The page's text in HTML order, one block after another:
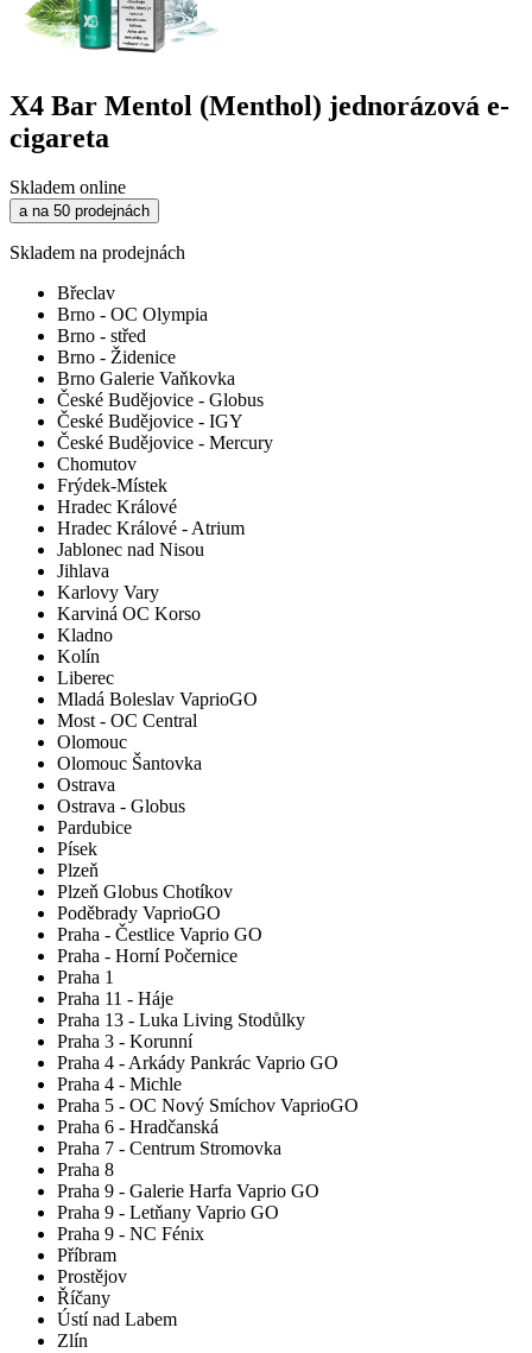
X4 Bar Mentol (Menthol) jednorázová e-
cigareta
Skladem online
a na 50 prodejnách
Skladem na prodejnách
Břeclav
Brno - OC Olympia
Brno - střed
Brno - Židenice
Brno Galerie Vaňkovka
České Budějovice - Globus
České Budějovice - IGY
České Budějovice - Mercury
Chomutov
Frýdek-Místek
Hradec Králové
Hradec Králové - Atrium
Jablonec nad Nisou
Jihlava
Karlovy Vary
Karviná OC Korso
Kladno
Kolín
Liberec
Mladá Boleslav VaprioGO
Most - OC Central
Olomouc
Olomouc Šantovka
Ostrava
Ostrava - Globus
Pardubice
Písek
Plzeň
Plzeň Globus Chotíkov
Poděbrady VaprioGO
Praha - Čestlice Vaprio GO
Praha - Horní Počernice
Praha 1
Praha 11 - Háje
Praha 13 - Luka Living Stodůlky
Praha 3 - Korunní
Praha 4 - Arkády Pankrác Vaprio GO
Praha 4 - Michle
Praha 5 - OC Nový Smíchov VaprioGO
Praha 6 - Hradčanská
Praha 7 - Centrum Stromovka
Praha 8
Praha 9 - Galerie Harfa Vaprio GO
Praha 9 - Letňany Vaprio GO
Praha 9 - NC Fénix
Příbram
Prostějov
Říčany
Ústí nad Labem
Zlín